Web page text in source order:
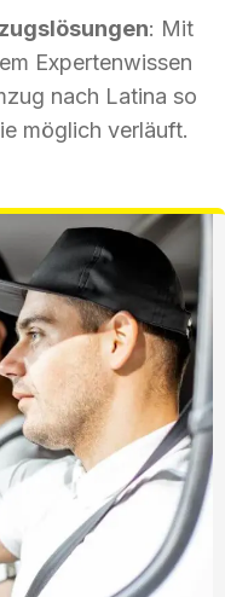
: Mit
Expertenwissen
nach Latina so
möglich verläuft.